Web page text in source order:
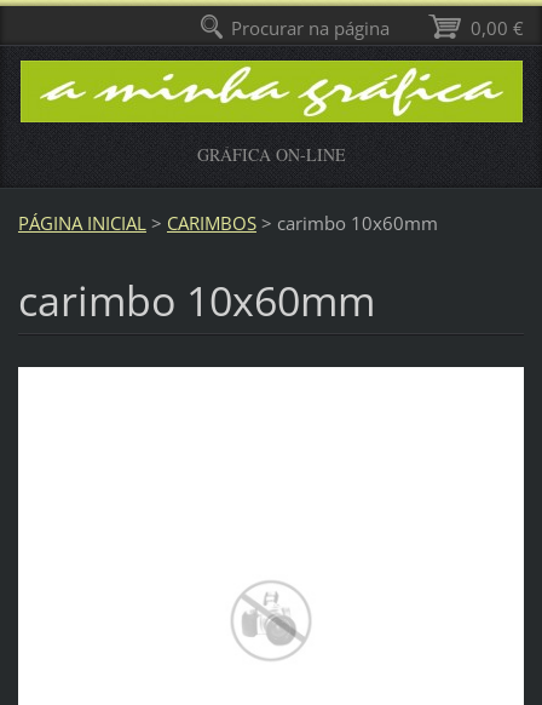
GRÁFICA ON-LINE
PÁGINA INICIAL > CARIMBOS > carimbo 10x60mm
carimbo 10x60mm
0,00 €
Procurar na página